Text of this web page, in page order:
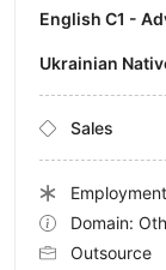
English C1 -
Ukrainian
Sales
Domain:
Outsource